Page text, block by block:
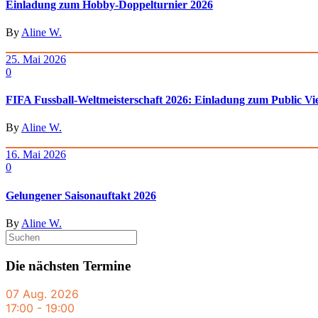
Einladung zum Hobby-Doppelturnier 2026
By Aline W.
25. Mai 2026
0
FIFA Fussball-Weltmeisterschaft 2026: Einladung zum Public
ByAline W.
16. Mai 2026
0
Gelungener Saisonauftakt 2026
By Aline W.
Die nächsten Termine
07 Aug. 2026
17:00 - 19:00